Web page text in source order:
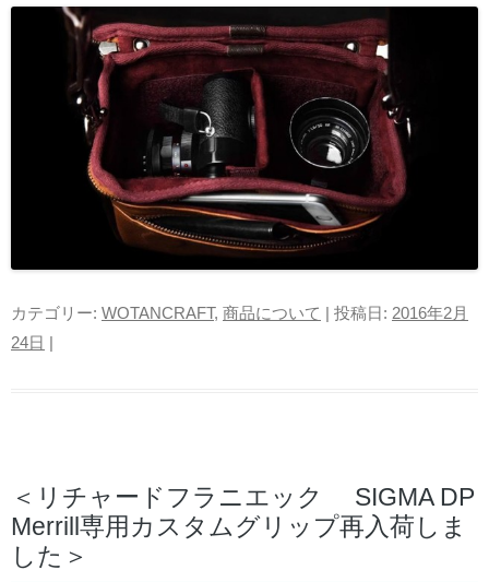
カテゴリー: WOTANCRAFT, 商品について | 投稿日: 2016年2月
24日
＜リチャードフラニエック SIGMA DP
Merrill専用カスタムグリップ再入荷しま
した＞